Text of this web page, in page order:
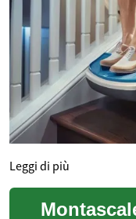
Leggi di più